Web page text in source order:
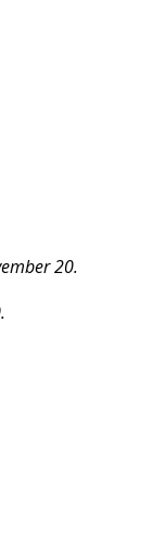
20.